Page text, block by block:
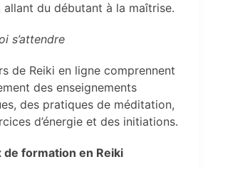
allant du débutant à la maîtrise.
s’attendre
de Reiki en ligne comprennent
des enseignements
des pratiques de méditation,
d’énergie et des initiations.
de formation en Reiki